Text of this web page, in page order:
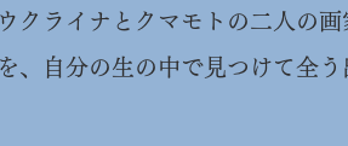
クライナとクマモトの二人の画
、自分の生の中で見つけて全う